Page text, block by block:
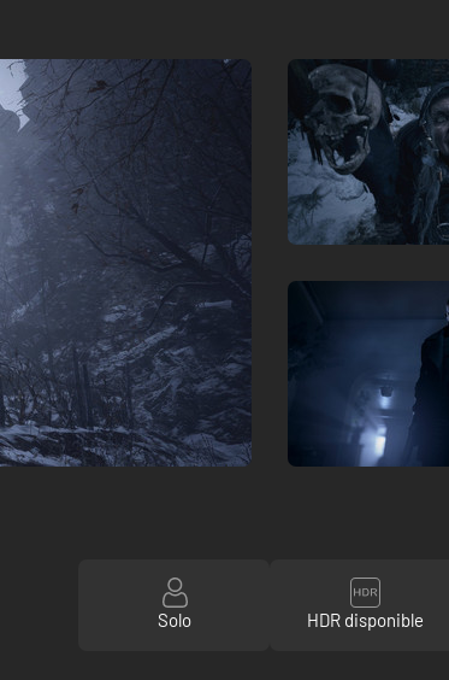
Solo HDR disponible